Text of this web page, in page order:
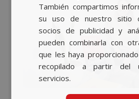
También compartimos
su uso de nuestro sitio
socios de publicidad y
pueden combinarla con
que les haya
recopilado a partir del
servicios.